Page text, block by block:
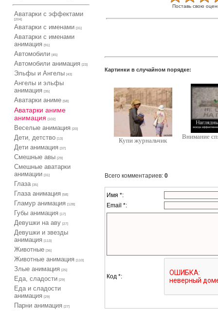
Аватарки с эффектами
[204]
Аватарки с именами [31]
Аватарки с именами
анимация
[91]
Автомобили [45]
Автомобили анимация [23]
Эльфы и Ангелы [43]
Ангелы и эльфы
анимация
[35]
Аватарки аниме [58]
Аватарки аниме
анимация
[102]
Веселые анимация [20]
Дети, детство [13]
Дети анимация [37]
Cмешные авы [29]
Cмешные аватарки
анимации
[31]
Глаза [35]
Глаза анимация [58]
Гламур анимация [128]
Губы анимация [17]
Девушки на аву [27]
Девушки и звезды
анимация
[113]
Животные [36]
Животные анимация [110]
Злые анимация [25]
Еда, сладости [29]
Еда и сладости
анимация
[29]
Парни анимация [27]
Поставь свою
Картинки в случайном порядке:
Купи журнальчик
Внимание
Всего комментариев: 0
Имя *:
Email *:
Код *: